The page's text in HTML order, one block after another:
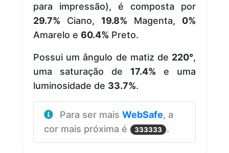
para impressão), é composta por
29.7% Ciano, 19.8% Magenta, 0%
Amarelo e 60.4% Preto.
Possui um ângulo de matiz de 220°,
uma saturação de 17.4% e uma
luminosidade de 33.7%.
Para ser mais WebSafe, a
cor mais próxima é
333333 .